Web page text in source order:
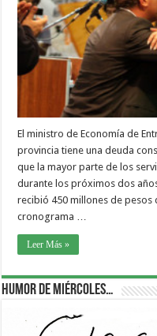
El ministro de Economía de
provincia tiene una deuda
que la mayor parte de los
durante los próximos dos
recibió 450 millones de pesos
cronograma …
Leer Más »
Humor de Miércoles…